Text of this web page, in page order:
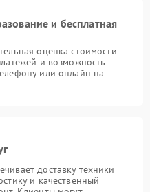
и бесплатная
оценка стоимости
и возможность
или онлайн на
доставку техники
и качественный